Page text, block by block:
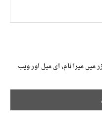
میرا نام، ای میل اور ویب